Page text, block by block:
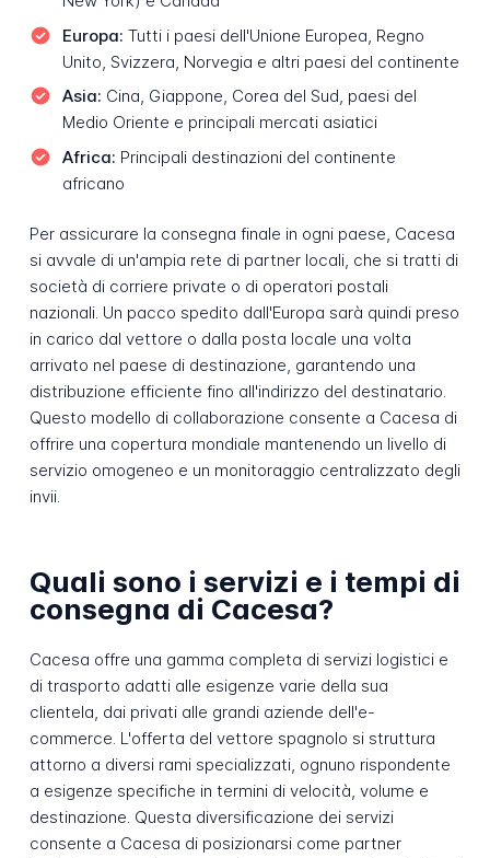
Europa: Tutti i paesi dell'Unione Europea, Regno
Unito, Svizzera, Norvegia e altri paesi del continente
Asia: Cina, Giappone, Corea del Sud, paesi del
Medio Oriente e principali mercati asiatici
Africa: Principali destinazioni del continente
africano
Per assicurare la consegna finale in ogni paese, Cacesa
si avvale di un'ampia rete di partner locali, che si tratti di
società di corriere private o di operatori postali
nazionali. Un pacco spedito dall'Europa sarà quindi preso
in carico dal vettore o dalla posta locale una volta
arrivato nel paese di destinazione, garantendo una
distribuzione efficiente fino all'indirizzo del destinatario.
Questo modello di collaborazione consente a Cacesa di
offrire una copertura mondiale mantenendo un livello di
servizio omogeneo e un monitoraggio centralizzato degli
invii.
Quali sono i servizi e i tempi di
consegna di Cacesa?
Cacesa offre una gamma completa di servizi logistici e
di trasporto adatti alle esigenze varie della sua
clientela, dai privati alle grandi aziende dell'e-
commerce. L'offerta del vettore spagnolo si struttura
attorno a diversi rami specializzati, ognuno rispondente
a esigenze specifiche in termini di velocità, volume e
destinazione. Questa diversificazione dei servizi
consente a Cacesa di posizionarsi come partner